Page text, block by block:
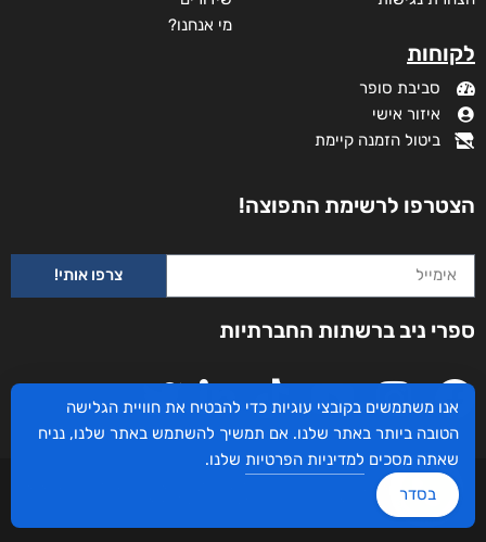
תופעות לוואי
₪40
–
₪ 65
₪40
מודפס
₪65
לקוחות
סביבת סופר
איזור אישי
ביטול הזמנה קיימת
מי אנחנו?
הצטרפו לרשימת התפוצה!
צרפו אותי!
ספרי ניב ברשתות החברתיות
עיצוב ובניית האתר: ספרי ניב © כל הזכויות שמורות. בוקסאי טכנולוגיות בע"מ שד אבא
אנו משתמשים בקובצי עוגיות כדי להבטיח את חוויית הגלישה
הטובה ביותר באתר שלנו. אם תמשיך להשתמש באתר שלנו, נניח
שאתה מסכים למדיניות הפרטיות שלנו.
בסדר